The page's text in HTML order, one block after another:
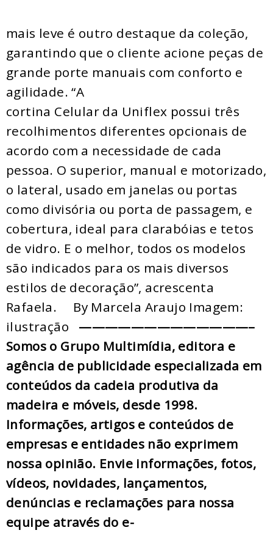
mais leve é outro destaque da coleção,
garantindo que o cliente acione peças de
grande porte manuais com conforto e
agilidade. “A
cortina Celular da Uniflex possui três
recolhimentos diferentes opcionais de
acordo com a necessidade de cada
pessoa. O superior, manual e motorizado,
o lateral, usado em janelas ou portas
como divisória ou porta de passagem, e
cobertura, ideal para clarabóias e tetos
de vidro. E o melhor, todos os modelos
são indicados para os mais diversos
estilos de decoração”, acrescenta
Rafaela. By Marcela Araujo Imagem:
ilustração —————————————–
Somos o Grupo Multimídia, editora e
agência de publicidade especializada em
conteúdos da cadeia produtiva da
madeira e móveis, desde 1998.
Informações, artigos e conteúdos de
empresas e entidades não exprimem
nossa opinião. Envie informações, fotos,
vídeos, novidades, lançamentos,
denúncias e reclamações para nossa
equipe através do e-